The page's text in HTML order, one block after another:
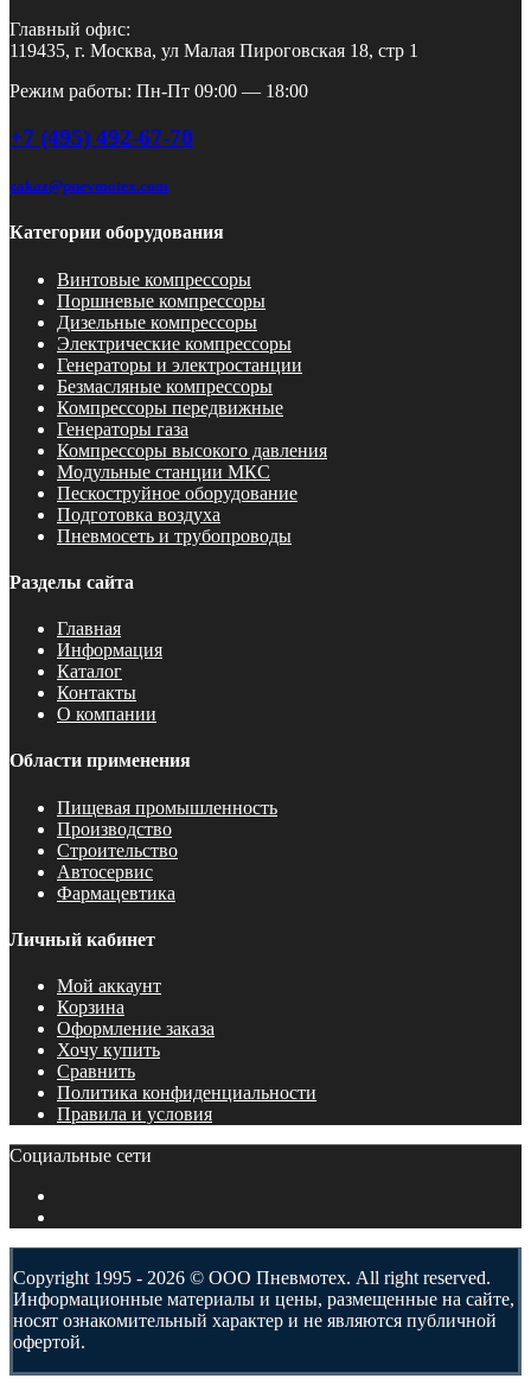
Главный офис:
119435, г. Москва, ул Малая Пироговская 18, стр 1
Режим работы: Пн-Пт 09:00 — 18:00
+7 (495) 492-67-70
zakaz@pnevmotex.com
Категории оборудования
Винтовые компрессоры
Поршневые компрессоры
Дизельные компрессоры
Электрические компрессоры
Генераторы и электростанции
Безмасляные компрессоры
Компрессоры передвижные
Генераторы газа
Компрессоры высокого давления
Модульные станции МКС
Пескоструйное оборудование
Подготовка воздуха
Пневмосеть и трубопроводы
Разделы сайта
Главная
Информация
Каталог
Контакты
О компании
Области применения
Пищевая промышленность
Производство
Строительство
Автосервис
Фармацевтика
Личный кабинет
Мой аккаунт
Корзина
Оформление заказа
Хочу купить
Сравнить
Политика конфиденциальности
Правила и условия
Социальные сети
Copyright 1995 - 2026 © ООО Пневмотех. All right reserved.
Информационные материалы и цены, размещенные на сайте,
носят ознакомительный характер и не являются публичной
офертой.